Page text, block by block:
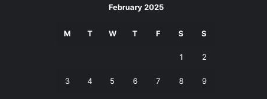
February 2025
M T W T F S S
1 2
3 4 5 6 7 8 9